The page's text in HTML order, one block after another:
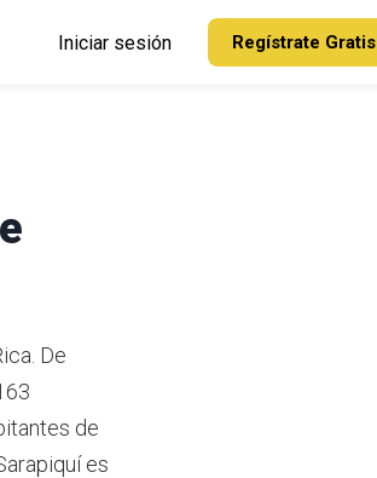
Iniciar sesión Regístrate Gratis
De
de
es